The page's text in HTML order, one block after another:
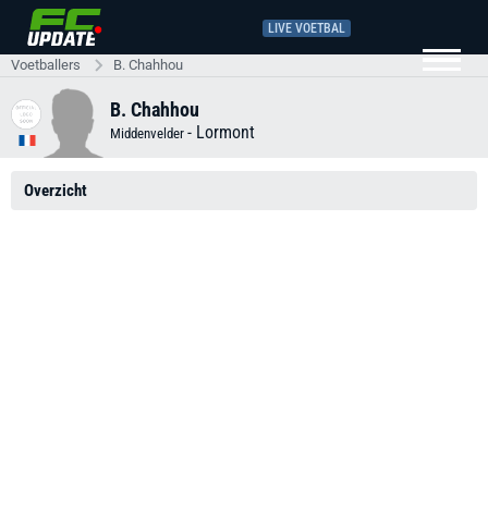
LIVE VOETBAL
Voetballers B. Chahhou
B. Chahhou
Middenvelder - Lormont
Overzicht